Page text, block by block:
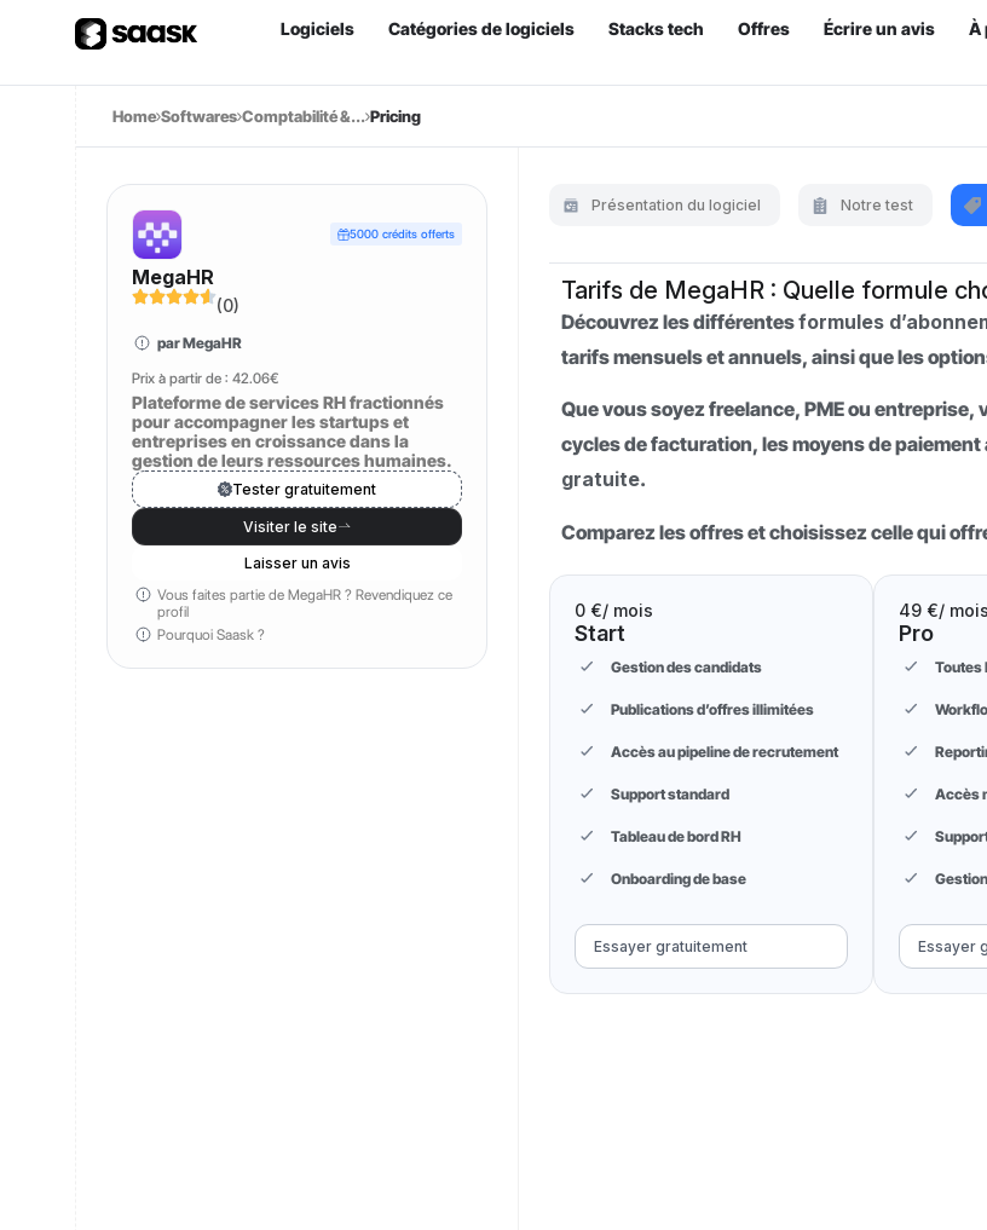
Logiciels Catégories de logiciels Stacks tech Offres Écrire un avis À
Home Softwares Comptabilité &... Pricing
5000 crédits offerts
MegaHR
(0)
par MegaHR
Prix à partir de : 42.06€
Plateforme de services RH fractionnés
pour accompagner les startups et
entreprises en croissance dans la
gestion de leurs ressources humaines.
Tester gratuitement
Visiter le site
Laisser un avis
Vous faites partie de MegaHR ?Revendiquez ce
profil
Pourquoi Saask ?
Présentation du logiciel Notre test
Tarifs de MegaHR : Quelle formule
Découvrez les différentesformules
tarifs mensuels et annuels, ainsi que les
Que vous soyez freelance, PME ou
cycles de facturation, les moyens de
gratuite.
Comparez les offres et choisissez celle qui
0 €/ mois
Start
Gestion des candidats
Publications d’offres illimitées
Accès au pipeline de recrutement
Support standard
Tableau de bord RH
Onboarding de base
Essayer gratuitement
49 €/ mois
Pro
Toutes
Accès
Essayer